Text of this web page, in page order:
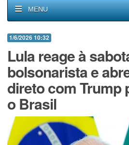
MENU
1/6/2026 10:32
Lula reage à
bolsonarista e
direto com Trump
o Brasil